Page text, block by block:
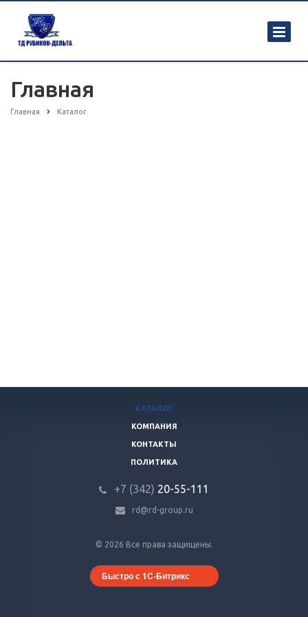
Главная
Главная Каталог
© 2026 Все права защищены.
Быстро с 1С-Битрикс
КАТАЛОГ
КОМПАНИЯ
КОНТАКТЫ
ПОЛИТИКА
+7 (342) 20-55-111
rd@rd-group.ru